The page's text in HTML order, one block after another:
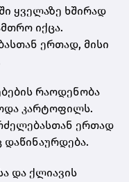
ყველაზე ხშირად
იქცა.
ერთად, მისი
რაოდენობა
კარტოფილს.
ერთად
და ქლიავის